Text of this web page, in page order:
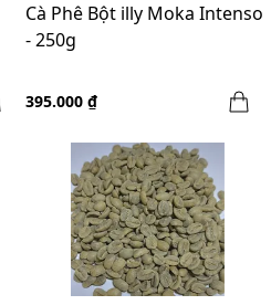
Cà Phê Bột illy Moka Intenso
- 250g
395.000 ₫